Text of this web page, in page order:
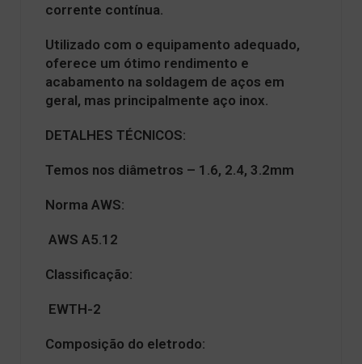
corrente contínua.
Utilizado com o equipamento adequado,
oferece um ótimo rendimento e
acabamento na soldagem de aços em
geral, mas principalmente aço inox.
DETALHES TÉCNICOS:
Temos nos diâmetros – 1.6, 2.4, 3.2mm
Norma AWS:
AWS A5.12
Classificação:
EWTH-2
Composição do eletrodo: